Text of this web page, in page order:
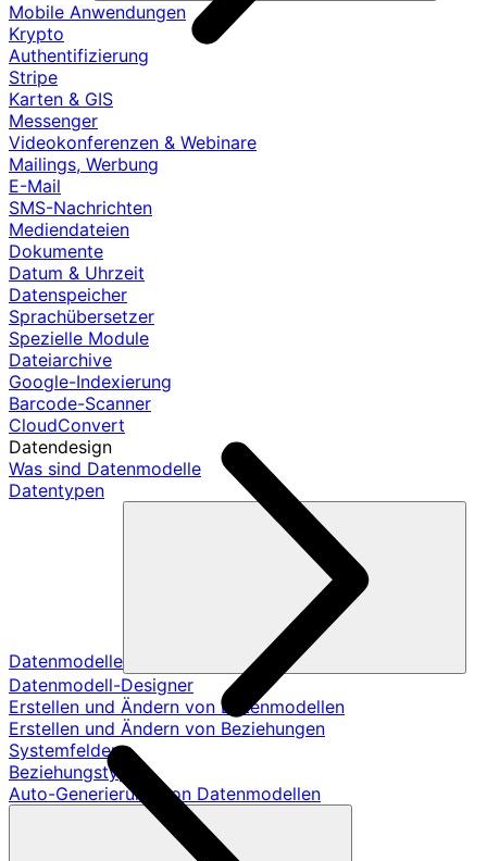
Mobile Anwendungen
Krypto
Authentifizierung
Stripe
Karten & GIS
Messenger
Videokonferenzen & Webinare
Mailings, Werbung
E-Mail
SMS-Nachrichten
Mediendateien
Dokumente
Datum & Uhrzeit
Datenspeicher
Sprachübersetzer
Spezielle Module
Dateiarchive
Google-Indexierung
Barcode-Scanner
CloudConvert
Datendesign
Was sind Datenmodelle
Datentypen
Datenmodelle
Datenmodell-Designer
Erstellen und Ändern von Datenmodellen
Erstellen und Ändern von Beziehungen
Systemfelder
Beziehungstypen
Auto-Generierung von Datenmodellen